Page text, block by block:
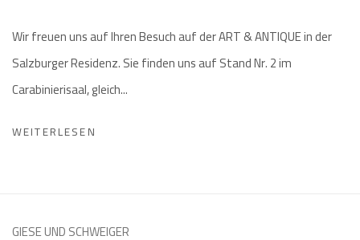
Wir freuen uns auf Ihren Besuch auf der ART & ANTIQUE in der
Salzburger Residenz. Sie finden uns auf Stand Nr. 2 im
Carabinierisaal, gleich...
WEITERLESEN
GIESE UND SCHWEIGER